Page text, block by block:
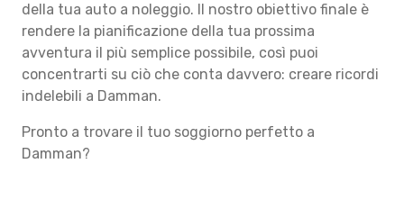
della tua auto a noleggio. Il nostro obiettivo finale è
rendere la pianificazione della tua prossima
avventura il più semplice possibile, così puoi
concentrarti su ciò che conta davvero: creare ricordi
indelebili a Damman.
Pronto a trovare il tuo soggiorno perfetto a
Damman?